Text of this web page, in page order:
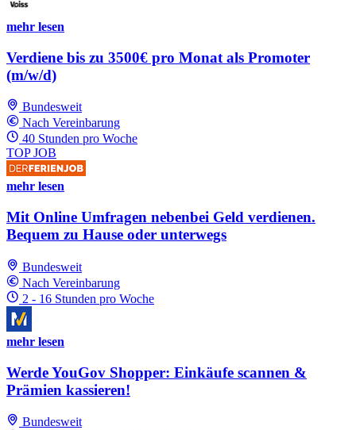
mehr lesen
Verdiene bis zu 3500€ pro Monat als Promoter
(m/w/d)
Bundesweit
Nach Vereinbarung
40 Stunden pro Woche
TOP JOB
mehr lesen
Mit Online Umfragen nebenbei Geld verdienen.
Bequem zu Hause oder unterwegs
Bundesweit
Nach Vereinbarung
2 - 16 Stunden pro Woche
mehr lesen
Werde YouGov Shopper: Einkäufe scannen &
Prämien kassieren!
Bundesweit